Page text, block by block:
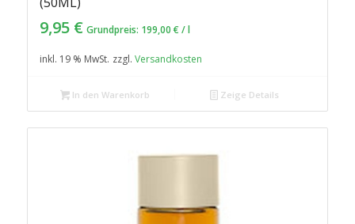
9,95 € Grundpreis: 199,00 € /l
inkl. 19 % MwSt. zzgl. Versandkosten
In den Warenkorb Zeige Details